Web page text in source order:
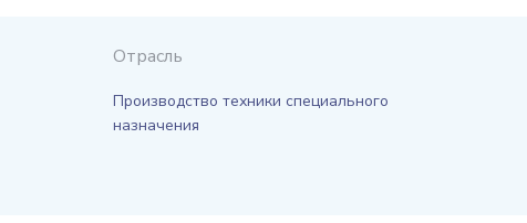
Отрасль
Производство техники специального
назначения